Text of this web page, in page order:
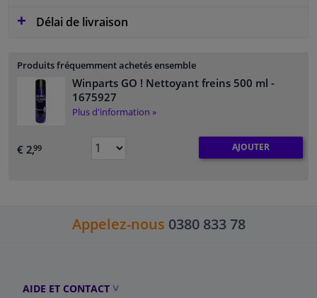
Délai de livraison
Produits fréquemment achetés ensemble
Winparts GO ! Nettoyant freins 500 ml -
1675927
Plus d'information »
€ 2,99 AJOUTER
Appelez-nous 0380 833 78
AIDE ET CONTACT